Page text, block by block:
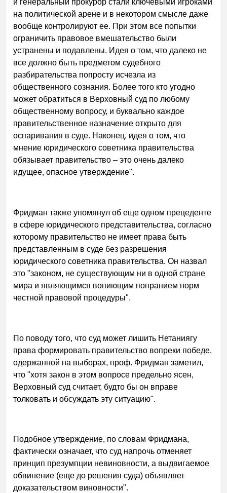
и генеральный прокурор стали ключевыми игроками
на политической арене и в некотором смысле даже
вообще контролируют ее. При этом все попытки
ограничить правовое вмешательство были
устранены и подавлены. Идея о том, что далеко не
все должно быть предметом судебного
разбирательства попросту исчезла из
общественного сознания. Более того кто угодно
может обратиться в Верховный суд по любому
общественному вопросу, и буквально каждое
правительственное назначение открыто для
оспаривания в суде. Наконец, идея о том, что
мнение юридического советника правительства
обязывает правительство – это очень далеко
идущее, опасное утверждение".
Фридман также упомянул об еще одном прецеденте
в сфере юридического представительства, согласно
которому правительство не имеет права быть
представленным в суде без разрешения
юридического советника правительства. Он назвал
это "законом, не существующим ни в одной стране
мира и являющимся вопиющим попранием норм
честной правовой процедуры".
По поводу того, что суд может лишить Нетаниягу
права формировать правительство вопреки победе,
одержанной на выборах, проф. Фридман заметил,
что "хотя закон в этом вопросе предельно ясен,
Верховный суд считает, будто бы он вправе
толковать и обсуждать эту ситуацию".
Подобное утверждение, по словам Фридмана,
фактически означает, что суд напрочь отменяет
принцип презумпции невиновности, а выдвигаемое
обвинение (еще до решения суда) объявляет
доказательством виновности".